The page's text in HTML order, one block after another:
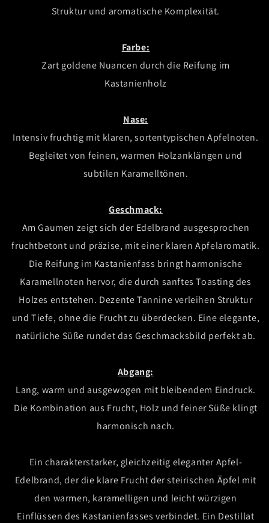
Struktur und aromatische Komplexität.
Farbe:
Zart goldene Nuancen durch die Reifung im
Kastanienholz
Nase:
Intensiv fruchtig mit klaren, sortentypischen Apfelnoten.
Begleitet von feinen, warmen Holzanklängen und
subtilen Karamelltönen.
Geschmack:
Am Gaumen zeigt sich der Edelbrand ausgesprochen
fruchtbetont und präzise, mit einer klaren Apfelaromatik.
Die Reifung im Kastanienfass bringt harmonische
Karamellnoten hervor, die durch sanftes Toasting des
Holzes entstehen. Dezente Tannine verleihen Struktur
und Tiefe, ohne die Frucht zu überdecken. Eine elegante,
natürliche Süße rundet das Geschmacksbild perfekt ab.
Abgang:
Lang, warm und ausgewogen mit bleibendem Eindruck.
Die Kombination aus Frucht, Holz und feiner Süße klingt
harmonisch nach.
Ein charakterstarker, gleichzeitig eleganter Apfel-
Edelbrand, der die klare Frucht der steirischen Äpfel mit
den warmen, karamelligen und leicht würzigen
Einflüssen des Kastanienfasses verbindet. Ein Destillat